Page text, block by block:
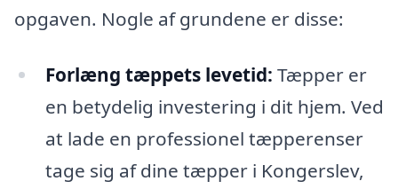
opgaven. Nogle af grundene er disse:
Forlæng tæppets levetid: Tæpper er
en betydelig investering i dit hjem. Ved
at lade en professionel tæpperenser
tage sig af dine tæpper i Kongerslev,